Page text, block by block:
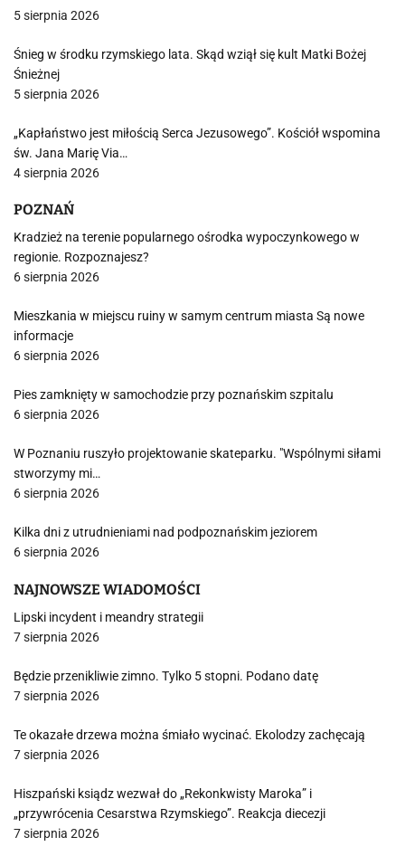
5 sierpnia 2026
Śnieg w środku rzymskiego lata. Skąd wziął się kult Matki Bożej
Śnieżnej
5 sierpnia 2026
„Kapłaństwo jest miłością Serca Jezusowego”. Kościół wspomina
św. Jana Marię Via…
4 sierpnia 2026
POZNAŃ
Kradzież na terenie popularnego ośrodka wypoczynkowego w
regionie. Rozpoznajesz?
6 sierpnia 2026
Mieszkania w miejscu ruiny w samym centrum miasta Są nowe
informacje
6 sierpnia 2026
Pies zamknięty w samochodzie przy poznańskim szpitalu
6 sierpnia 2026
W Poznaniu ruszyło projektowanie skateparku. "Wspólnymi siłami
stworzymy mi…
6 sierpnia 2026
Kilka dni z utrudnieniami nad podpoznańskim jeziorem
6 sierpnia 2026
NAJNOWSZE WIADOMOŚCI
Lipski incydent i meandry strategii
7 sierpnia 2026
Będzie przenikliwie zimno. Tylko 5 stopni. Podano datę
7 sierpnia 2026
Te okazałe drzewa można śmiało wycinać. Ekolodzy zachęcają
7 sierpnia 2026
Hiszpański ksiądz wezwał do „Rekonkwisty Maroka” i
„przywrócenia Cesarstwa Rzymskiego”. Reakcja diecezji
7 sierpnia 2026